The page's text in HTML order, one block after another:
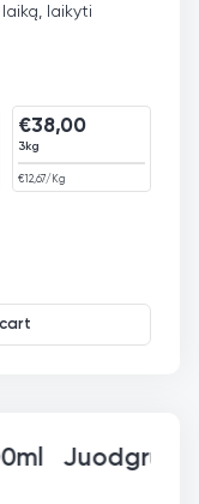
laikyti
€38,00
3kg
€12,67/Kg
šalto